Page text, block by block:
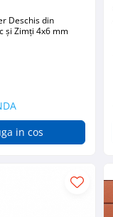
Deschis din
și Zimți 4x6 mm
in cos